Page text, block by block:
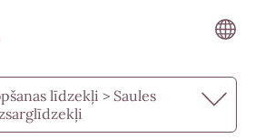
līdzekļi > Saules